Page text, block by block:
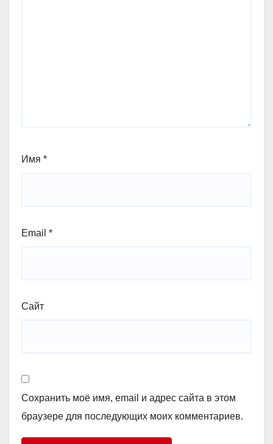
Имя *
Email *
Сайт
Сохранить моё имя, email и адрес сайта в этом
браузере для последующих моих комментариев.